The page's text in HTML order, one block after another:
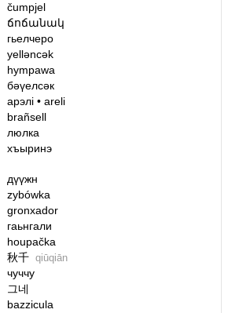
čumpjel
ճոճանակ
гьелчеро
yelləncək
hympawa
бәүелсәк
арэлі• areli
brañsell
люлка
хъыринэ
дүүжн
zybówka
gronxador
гаьнгали
houpačka
秋千 qiūqiān
чуччу
그네
bazzicula